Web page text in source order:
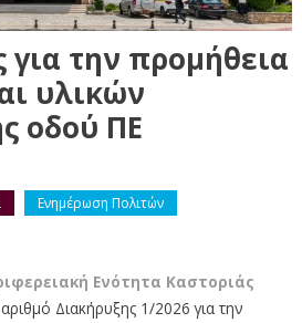
για την προμήθεια
υλικών
οδού ΠΕ
Ενημέρωση Πολιτών
Ενότητα Καστοριάς
Διακήρυξης 1/2026 για την